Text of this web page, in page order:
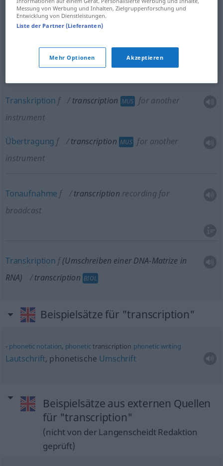
Abschriftf transcription copy
Kopief transcription copy
Umschriftf transcription transliteration
Transkription f transcription MUS
for another
instrument
Übertragung f transcription MUS for another
instrument
Tonaufnahme f transcription recording for
broadcast
Transkription f(Umschreiben einer DNA-Matrize in
RNA)
transcription BIOL
Beispielsätze für "transcription"
phonetic notation, phonetictranscription phoneticwriting
Lautschrift, phonetische Umschrift
Beispielsätze aus externen Quellen
für "transcription"
(nicht von der Langenscheidt Redaktion
geprüft)
Messung von Werbung und Inhalten, Zielgruppenforschung und
Entwicklung von Dienstleistungen.
Liste der Partner (Lieferanten)
Mehr Optionen Akzeptieren